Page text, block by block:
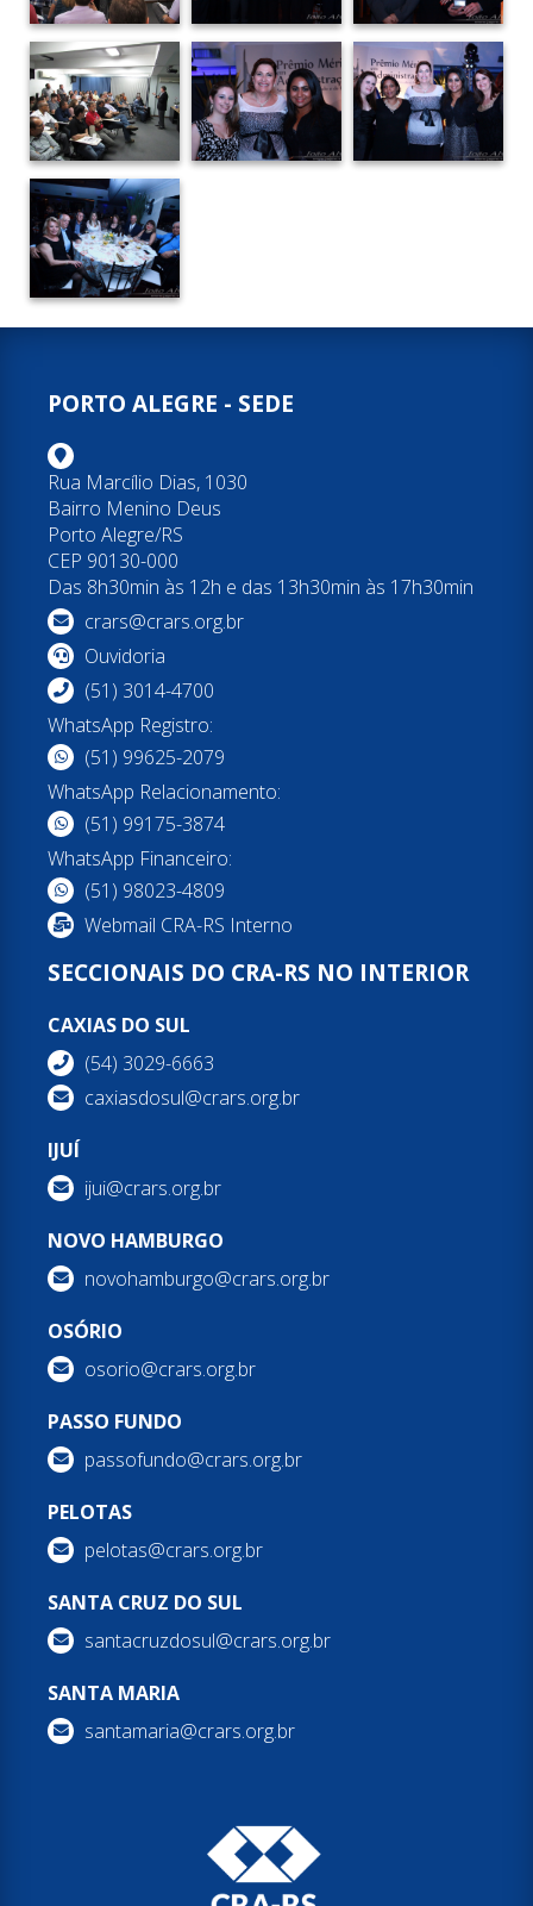
PORTO ALEGRE - SEDE
Rua Marcílio Dias, 1030
Bairro Menino Deus
Porto Alegre/RS
CEP 90130-000
Das 8h30min às 12h e das 13h30min às 17h30min
crars@crars.org.br
Ouvidoria
(51) 3014-4700
WhatsApp Registro:
(51) 99625-2079
WhatsApp Relacionamento:
(51) 99175-3874
WhatsApp Financeiro:
(51) 98023-4809
Webmail CRA-RS Interno
SECCIONAIS DO CRA-RS NO INTERIOR
CAXIAS DO SUL
(54) 3029-6663
caxiasdosul@crars.org.br
IJUÍ
ijui@crars.org.br
NOVO HAMBURGO
novohamburgo@crars.org.br
OSÓRIO
osorio@crars.org.br
PASSO FUNDO
passofundo@crars.org.br
PELOTAS
pelotas@crars.org.br
SANTA CRUZ DO SUL
santacruzdosul@crars.org.br
SANTA MARIA
santamaria@crars.org.br